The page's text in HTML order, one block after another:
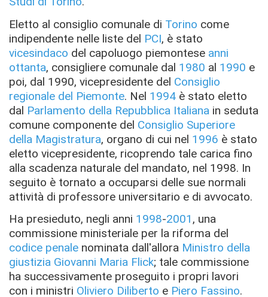
Eletto al consiglio comunale di Torino come
indipendente nelle liste del PCI, è stato
vicesindaco del capoluogo piemontese anni
ottanta, consigliere comunale dal 1980 al 1990 e
poi, dal 1990, vicepresidente del Consiglio
regionale del Piemonte. Nel 1994 è stato eletto
dal Parlamento della Repubblica Italiana in seduta
comune componente del Consiglio Superiore
della Magistratura, organo di cui nel 1996 è stato
eletto vicepresidente, ricoprendo tale carica fino
alla scadenza naturale del mandato, nel 1998. In
seguito è tornato a occuparsi delle sue normali
attività di professore universitario e di avvocato.
Ha presieduto, negli anni 1998-2001 , una
commissione ministeriale per la riforma del
codice penale nominata dall'allora Ministro della
giustizia Giovanni Maria Flick; tale commissione
ha successivamente proseguito i propri lavori
con i ministri Oliviero Diliberto e Piero Fassino.